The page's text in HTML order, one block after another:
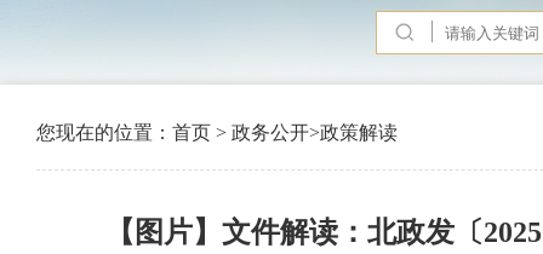
您现在的位置： 首页 > 政务公开>政策解读
【图片】文件解读：北政发〔